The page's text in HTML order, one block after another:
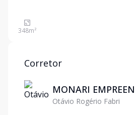
348m²
Corretor
MONARI
IMOBILIARIOS LTDA
Otávio Rogério Fabri